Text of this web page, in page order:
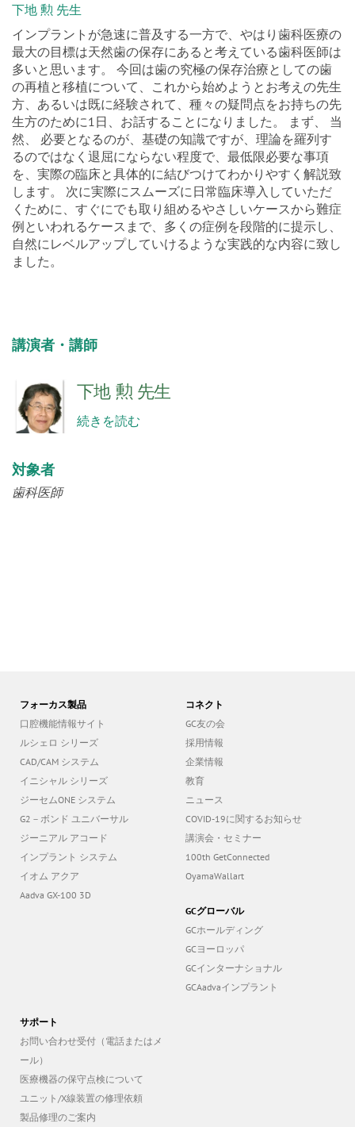
下地 勲 先生
インプラントが急速に普及する一方で、やはり歯科医療の
最大の目標は天然歯の保存にあると考えている歯科医師は
多いと思います。 今回は歯の究極の保存治療としての歯
の再植と移植について、これから始めようとお考えの先生
方、あるいは既に経験されて、種々の疑問点をお持ちの先
生方のために1日、お話することになりました。 まず、 当
然、 必要となるのが、基礎の知識ですが、理論を羅列す
るのではなく退屈にならない程度で、最低限必要な事項
を、実際の臨床と具体的に結びつけてわかりやすく解説致
します。 次に実際にスムーズに日常臨床導入していただ
くために、すぐにでも取り組めるやさしいケースから難症
例といわれるケースまで、多くの症例を段階的に提示し、
自然にレベルアップしていけるような実践的な内容に致し
ました。
講演者・講師
下地 勲 先生
続きを読む
対象者
歯科医師
フォーカス製品
口腔機能情報サイト
ルシェロ シリーズ
CAD/CAM システム
イニシャル シリーズ
ジーセムONE システム
G2－ボンド ユニバーサル
ジーニアル アコード
インプラント システム
イオム アクア
Aadva GX-100 3D
コネクト
GC友の会
採用情報
企業情報
教育
ニュース
COVID-19に関するお知らせ
講演会・セミナー
100th GetConnected
OyamaWallart
GCグローバル
GCホールディング
GCヨーロッパ
GCインターナショナル
GCAadvaインプラント
サポート
お問い合わせ受付（電話またはメ
ール）
医療機器の保守点検について
ユニット/X線装置の修理依頼
製品修理のご案内